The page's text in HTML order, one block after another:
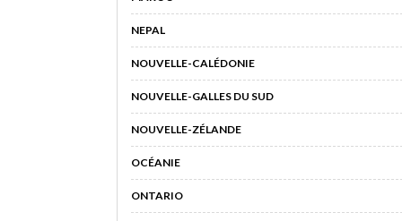
NEPAL
NOUVELLE-CALÉDONIE
NOUVELLE-GALLES DU SUD
NOUVELLE-ZÉLANDE
OCÉANIE
ONTARIO